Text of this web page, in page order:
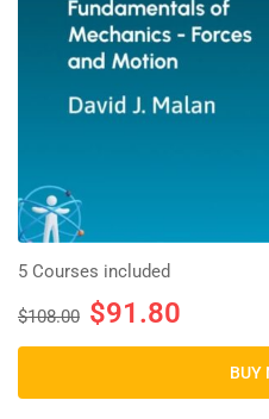
5 Courses included
$108.00 $91.80
BUY